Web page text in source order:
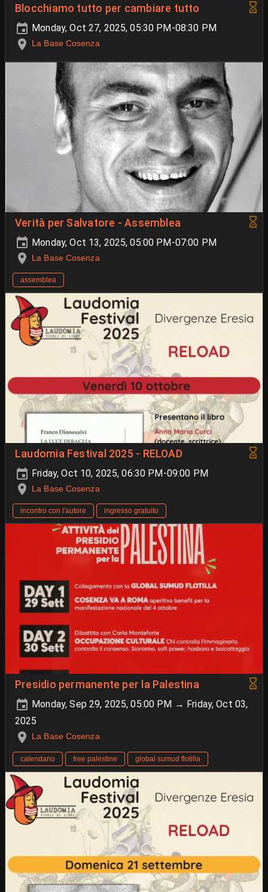
Blocchiamo tutto per cambiare tutto
Monday, Oct 27, 2025, 05:30 PM-08:30 PM
La Base Cosenza
Verità per Salvatore - Assemblea
Monday, Oct 13, 2025, 05:00 PM-07:00 PM
La Base Cosenza
assemblea
Laudomia Festival 2025 - RELOAD
Friday, Oct 10, 2025, 06:30 PM-09:00 PM
La Base Cosenza
incontro con l'autore ingresso gratuito
Presidio permanente per la Palestina
Monday, Sep 29, 2025, 05:00 PM → Friday, Oct 03,
2025
La Base Cosenza
calendario free palestine global sumud flotilla